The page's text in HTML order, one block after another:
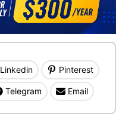
Linkedin Pinterest
Telegram Email